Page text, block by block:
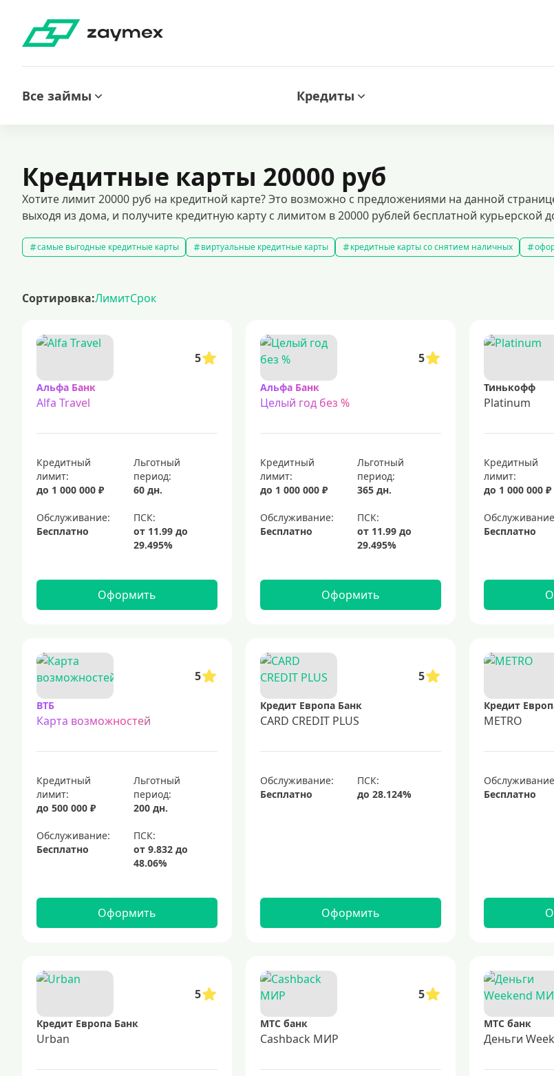
Все займы Кредиты
Кредитные карты 20000 руб
Хотите лимит 20000 руб на кредитной карте? Это возможно с предложениями на данной
выходя из дома, и получите кредитную карту с лимитом в 20000 рублей бесплатной курьерской
самые выгодные кредитные карты виртуальные кредитные карты кредитные карты со снятием наличных
кредитные карты visa
премиальные кредитные карты
Сортировка:ЛимитСрок
5
Альфа Банк
Alfa Travel
Кредитный
лимит:
до 1 000 000 ₽
Льготный
период:
60 дн.
Обслуживание:
Бесплатно
Оформить
5
Альфа Банк
Целый год без %
Кредитный
лимит:
до 1 000 000 ₽
Льготный
период:
365 дн.
Обслуживание:
Бесплатно
Оформить
Тинькофф
Platinum
Кредитный
лимит:
до 1 000 000 ₽
Бесплатно
5
ВТБ
Карта возможностей
Кредитный
лимит:
до 500 000 ₽
Льготный
период:
200 дн.
Обслуживание:
Бесплатно
Оформить
5
Кредит Европа Банк
CARD CREDIT PLUS
Обслуживание:
Бесплатно
Оформить
Кредит
METRO
Бесплатно
5
Кредит Европа Банк
Urban
5
МТС банк
Cashback МИР
МТС банк
Деньги